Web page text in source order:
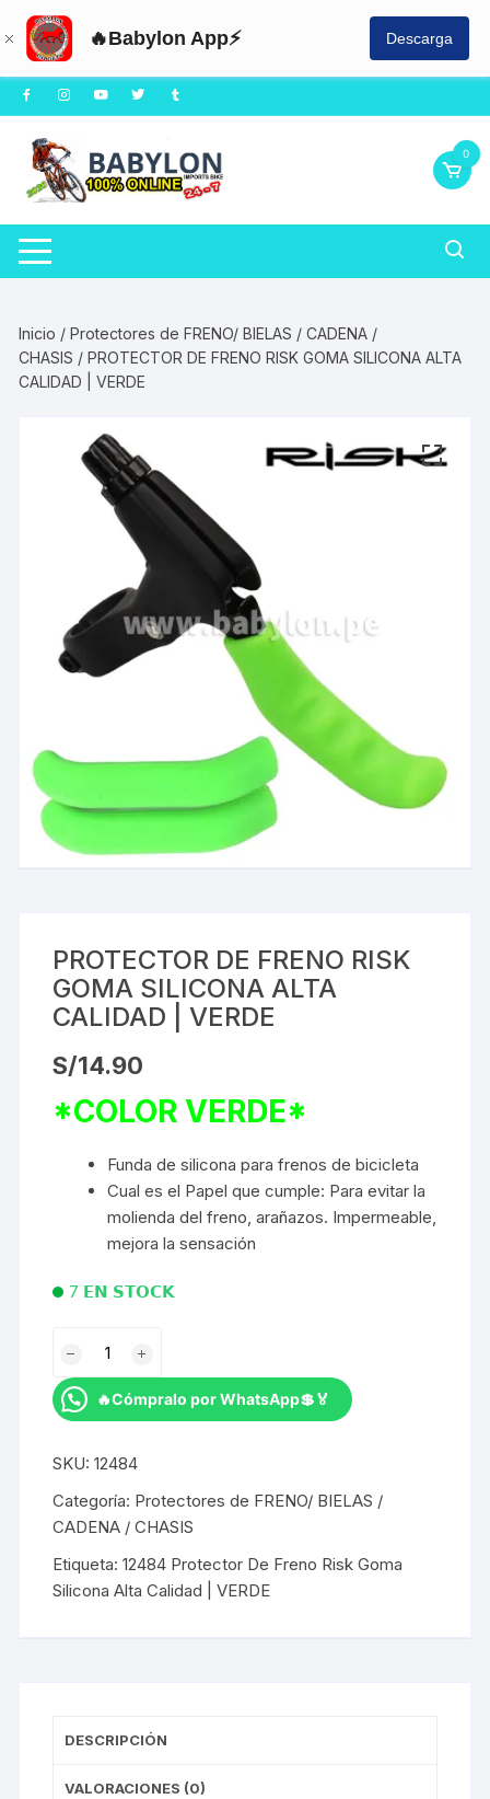
🔥Babylon App⚡ Descarga
Saltar
al
contenido
0
Inicio /Protectores de FRENO/ BIELAS / CADENA /
CHASIS / PROTECTOR DE FRENO RISK GOMA SILICONA ALTA
CALIDAD | VERDE
PROTECTOR DE FRENO RISK
GOMA SILICONA ALTA
CALIDAD | VERDE
S/14.90
*COLOR VERDE*
Funda de silicona para frenos de bicicleta
Cual es el Papel que cumple: Para evitar la
molienda del freno, arañazos. Impermeable,
mejora la sensación
7 𝗘𝗡 𝗦𝗧𝗢𝗖𝗞
FRENO
RISK
SILICONA
ALTA
CALIDAD
VERDE
cantidad
🔥Cómpralo por WhatsApp💲🏅
SKU:12484
Categoría: Protectores de FRENO/ BIELAS /
CADENA / CHASIS
Etiqueta:12484 Protector De Freno Risk Goma
Silicona Alta Calidad | VERDE
DESCRIPCIÓN
VALORACIONES (0)